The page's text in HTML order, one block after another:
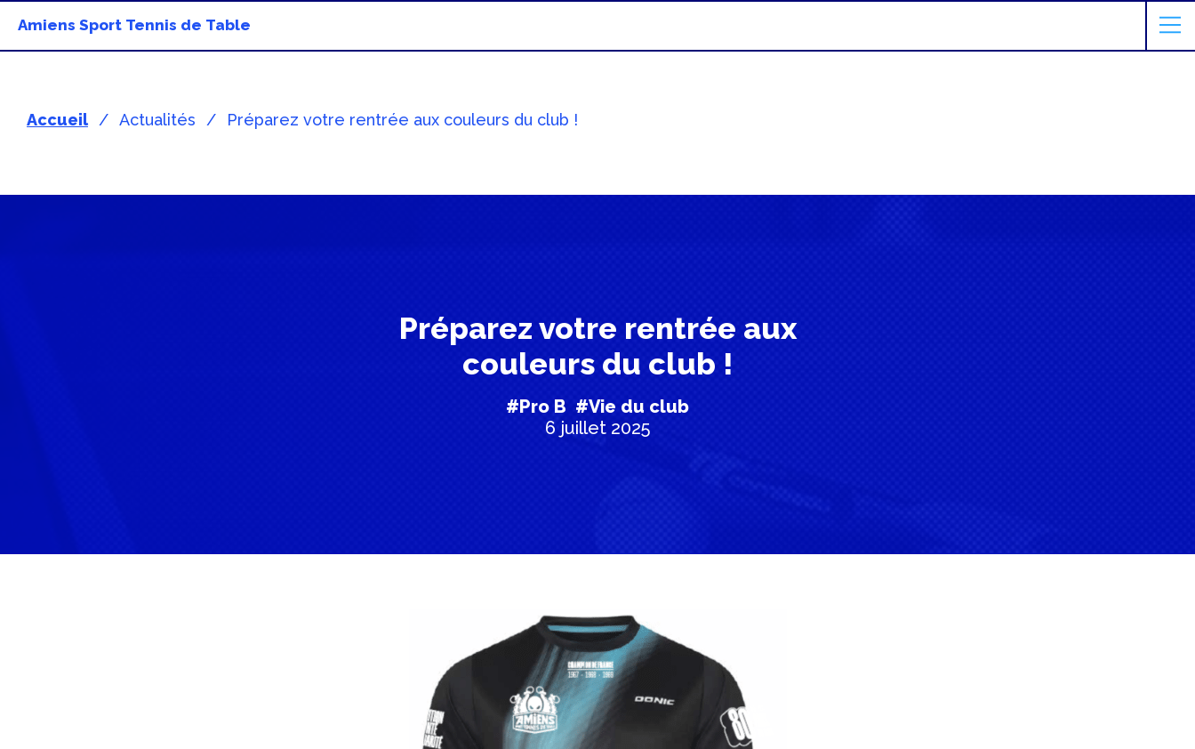
Amiens Sport Tennis de Table
Accueil Actualités Préparez votre rentrée aux couleurs du club !
Préparez votre rentrée aux
couleurs du club !
#Pro B #Vie du club
6 juillet 2025